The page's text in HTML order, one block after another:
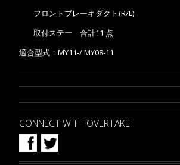
フロントブレーキダクト(R/L)
取付ステー 合計11 点
適合型式：MY11-/ MY08-11
CONNECT WITH OVERTAKE